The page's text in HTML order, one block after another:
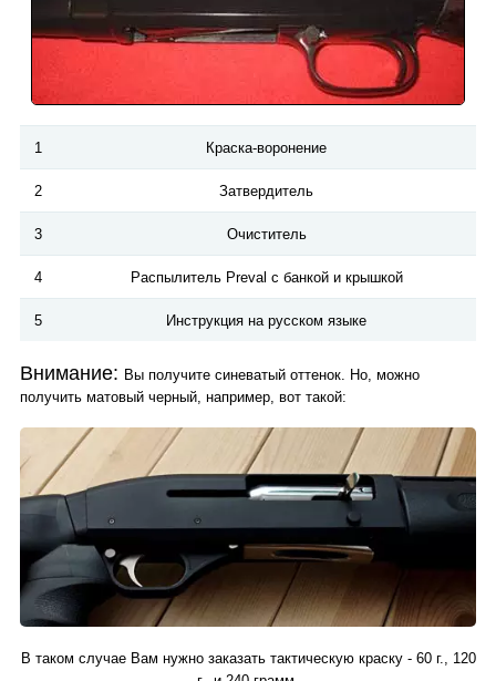
1 Краска-воронение
2 Затвердитель
3 Очиститель
4 Распылитель Preval с банкой и крышкой
5 Инструкция на русском языке
Внимание: Вы получите синеватый оттенок. Но, можно
получить матовый черный, например, вот такой:
В таком случае Вам нужно заказать тактическую краску - 60 г., 120